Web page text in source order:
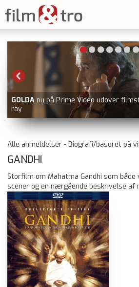
GOLDA nu på Prime Video udover
ray
Alle anmeldelser - Biografi/baseret på
GANDHI
Storfilm om Mahatma Gandhi som
scener og en nærgående beskrivelse af